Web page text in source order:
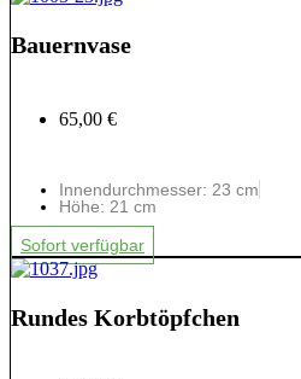
Bauernvase
65,00 €
Innendurchmesser: 23 cm
Höhe: 21 cm
Sofort verfügbar
Rundes Korbtöpfchen